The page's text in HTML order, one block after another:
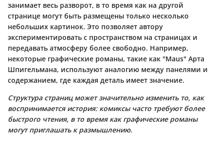
занимает весь разворот, в то время как на другой
странице могут быть размещены только несколько
небольших картинок. Это позволяет автору
экспериментировать с пространством на страницах и
передавать атмосферу более свободно. Например,
некоторые графические романы, такие как "Мaus" Арта
Шпигельмана, используют аналогию между панелями и
содержанием, где каждая деталь имеет значение.
Структура страниц может значительно изменить то, как
воспринимается история: комиксы часто требуют более
быстрого чтения, в то время как графические романы
могут приглашать к размышлению.